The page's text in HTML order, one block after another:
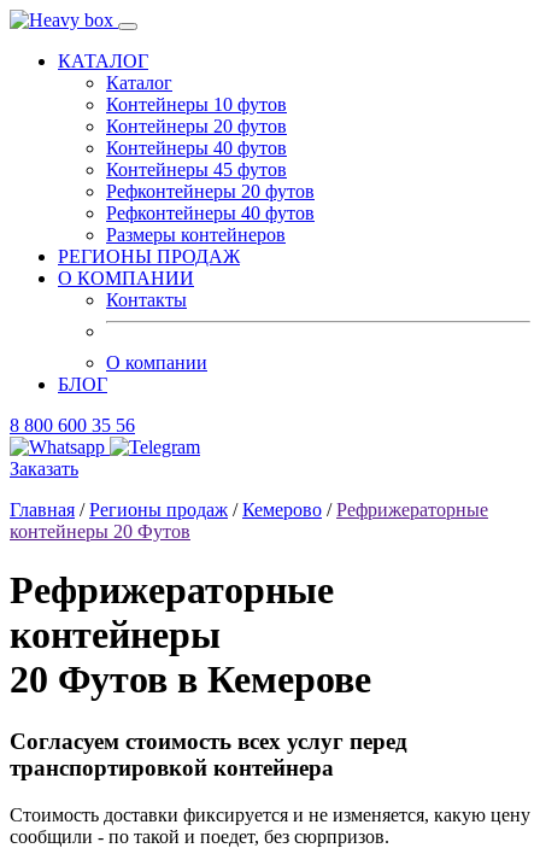
КАТАЛОГ
Каталог
Контейнеры 10 футов
Контейнеры 20 футов
Контейнеры 40 футов
Контейнеры 45 футов
Рефконтейнеры 20 футов
Рефконтейнеры 40 футов
Размеры контейнеров
РЕГИОНЫ ПРОДАЖ
О КОМПАНИИ
Контакты
О компании
БЛОГ
8 800 600 35 56
Заказать
Главная /Регионы продаж /Кемерово /Рефрижераторные
контейнеры 20 Футов
Рефрижераторные
контейнеры
20 Футов в Кемерове
Согласуем стоимость всех услуг перед
транспортировкой контейнера
Стоимость доставки фиксируется и не изменяется, какую цену
сообщили - по такой и поедет, без сюрпризов.